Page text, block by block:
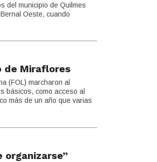
del municipio de Quilmes
Oeste, cuando
de Miraflores
(FOL) marcharon al
básicos, como acceso al
más de un año que varias